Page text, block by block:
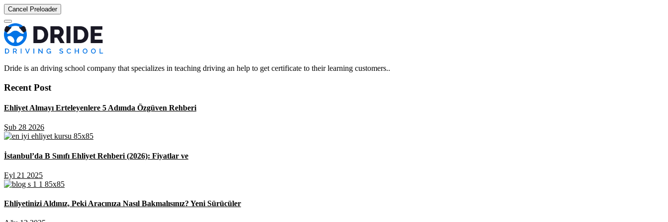
Cancel Preloader
Dride is an driving school company that specializes in teaching driving an help to get certificate to their learning customers..
Recent Post
Ehliyet Almayı Erteleyenlere 5 Adımda Özgüven Rehberi
Şub 28 2026
İstanbul’da B Sınıfı Ehliyet Rehberi (2026): Fiyatlar ve
Eyl 21 2025
Ehliyetinizi Aldınız, Peki Aracınıza Nasıl Bakmalısınız? Yeni Sürücüler